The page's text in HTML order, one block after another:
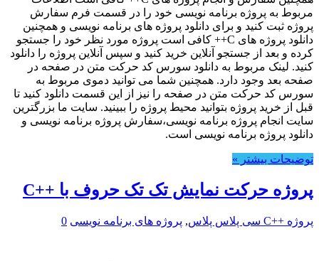
مربوط به پروژه برنامه نویسی خود را در قسمت فرم سفارش
پروژه ثبت کنید و برای دانلود پروژه های برنامه نویسی و همچنین
دانلود پروژه های C++ کافی است پروژه مورد نظر خود را جستجو
کرده و بعد از جستجو آنلاین خرید کنید و سپس آنلاین پروژه را دانلود
کنید. لینک مربوط به دانلود سورس کد حرکت متن در صفحه در
صفحه بعد وجود دارد. همچنین شما می توانید دموی مربوط به
سورس کد حرکت متن در صفحه را نیز از این قسمت دانلود کنید تا
قبل از خرید پروژه بتوانید محیط پروژه را ببینید. سایت ما بزرگترین
سایت انجام پروژه برنامه نویسی،سفارش پروژه برنامه نویسی و
دانلود پروژه برنامه نویسی است.
توضیحات بیشتر »
پروژه حرکت نمایش تک تک حروف با ++C
پروژه ++C سی پلاس پلاس , پروژه های برنامه نویسی 0